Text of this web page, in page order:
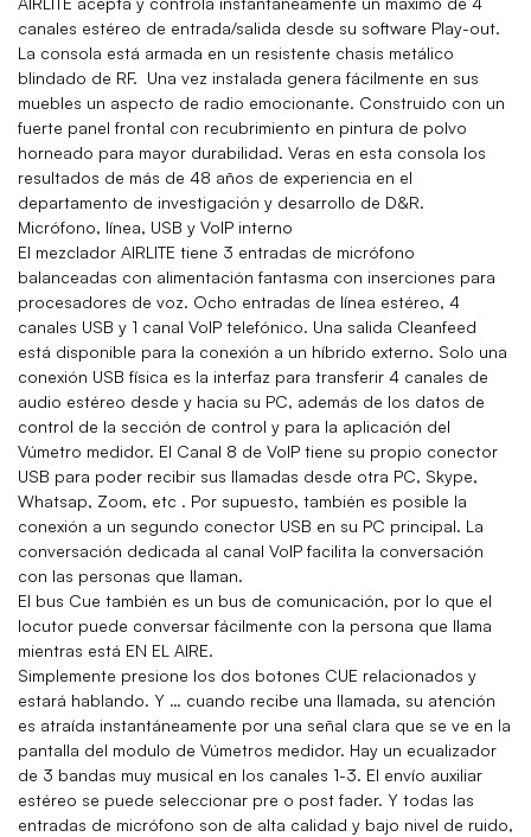
canales estéreo de entrada/salida desde su software Play-out.
La consola está armada en un resistente chasis metálico
blindado de RF. Una vez instalada genera fácilmente en sus
muebles un aspecto de radio emocionante. Construido con un
fuerte panel frontal con recubrimiento en pintura de polvo
horneado para mayor durabilidad. Veras en esta consola los
resultados de más de 48 años de experiencia en el
departamento de investigación y desarrollo de D&R.
Micrófono, línea, USB y VoIP interno
El mezclador AIRLITE tiene 3 entradas de micrófono
balanceadas con alimentación fantasma con inserciones para
procesadores de voz. Ocho entradas de línea estéreo, 4
canales USB y 1 canal VoIP telefónico. Una salida Cleanfeed
está disponible para la conexión a un híbrido externo. Solo una
conexión USB física es la interfaz para transferir 4 canales de
audio estéreo desde y hacia su PC, además de los datos de
control de la sección de control y para la aplicación del
Vúmetro medidor. El Canal 8 de VoIP tiene su propio conector
USB para poder recibir sus llamadas desde otra PC, Skype,
Whatsap, Zoom, etc . Por supuesto, también es posible la
conexión a un segundo conector USB en su PC principal. La
conversación dedicada al canal VoIP facilita la conversación
con las personas que llaman.
El bus Cue también es un bus de comunicación, por lo que el
locutor puede conversar fácilmente con la persona que llama
mientras está EN EL AIRE.
Simplemente presione los dos botones CUE relacionados y
estará hablando. Y … cuando recibe una llamada, su atención
es atraída instantáneamente por una señal clara que se ve en la
pantalla del modulo de Vúmetros medidor. Hay un ecualizador
de 3 bandas muy musical en los canales 1-3. El envío auxiliar
estéreo se puede seleccionar pre o post fader. Y todas las
entradas de micrófono son de alta calidad y bajo nivel de ruido,